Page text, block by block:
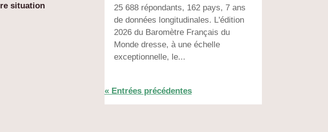
situation
25 688 répondants, 162 pays, 7 ans
de données longitudinales. L'édition
2026 du Baromètre Français du
Monde dresse, à une échelle
exceptionnelle, le...
« Entrées précédentes